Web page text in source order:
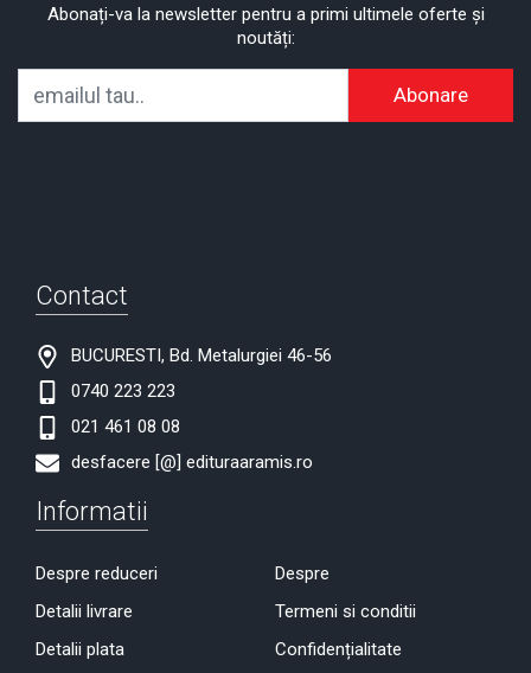
Abonați-va la newsletter pentru a primi ultimele oferte și
noutăți:
Abonare
Contact
BUCURESTI, Bd. Metalurgiei 46-56
0740 223 223
021 461 08 08
desfacere [@] edituraaramis.ro
Informatii
Despre reduceri
Detalii livrare
Detalii plata
Despre
Termeni si conditii
Confidențialitate